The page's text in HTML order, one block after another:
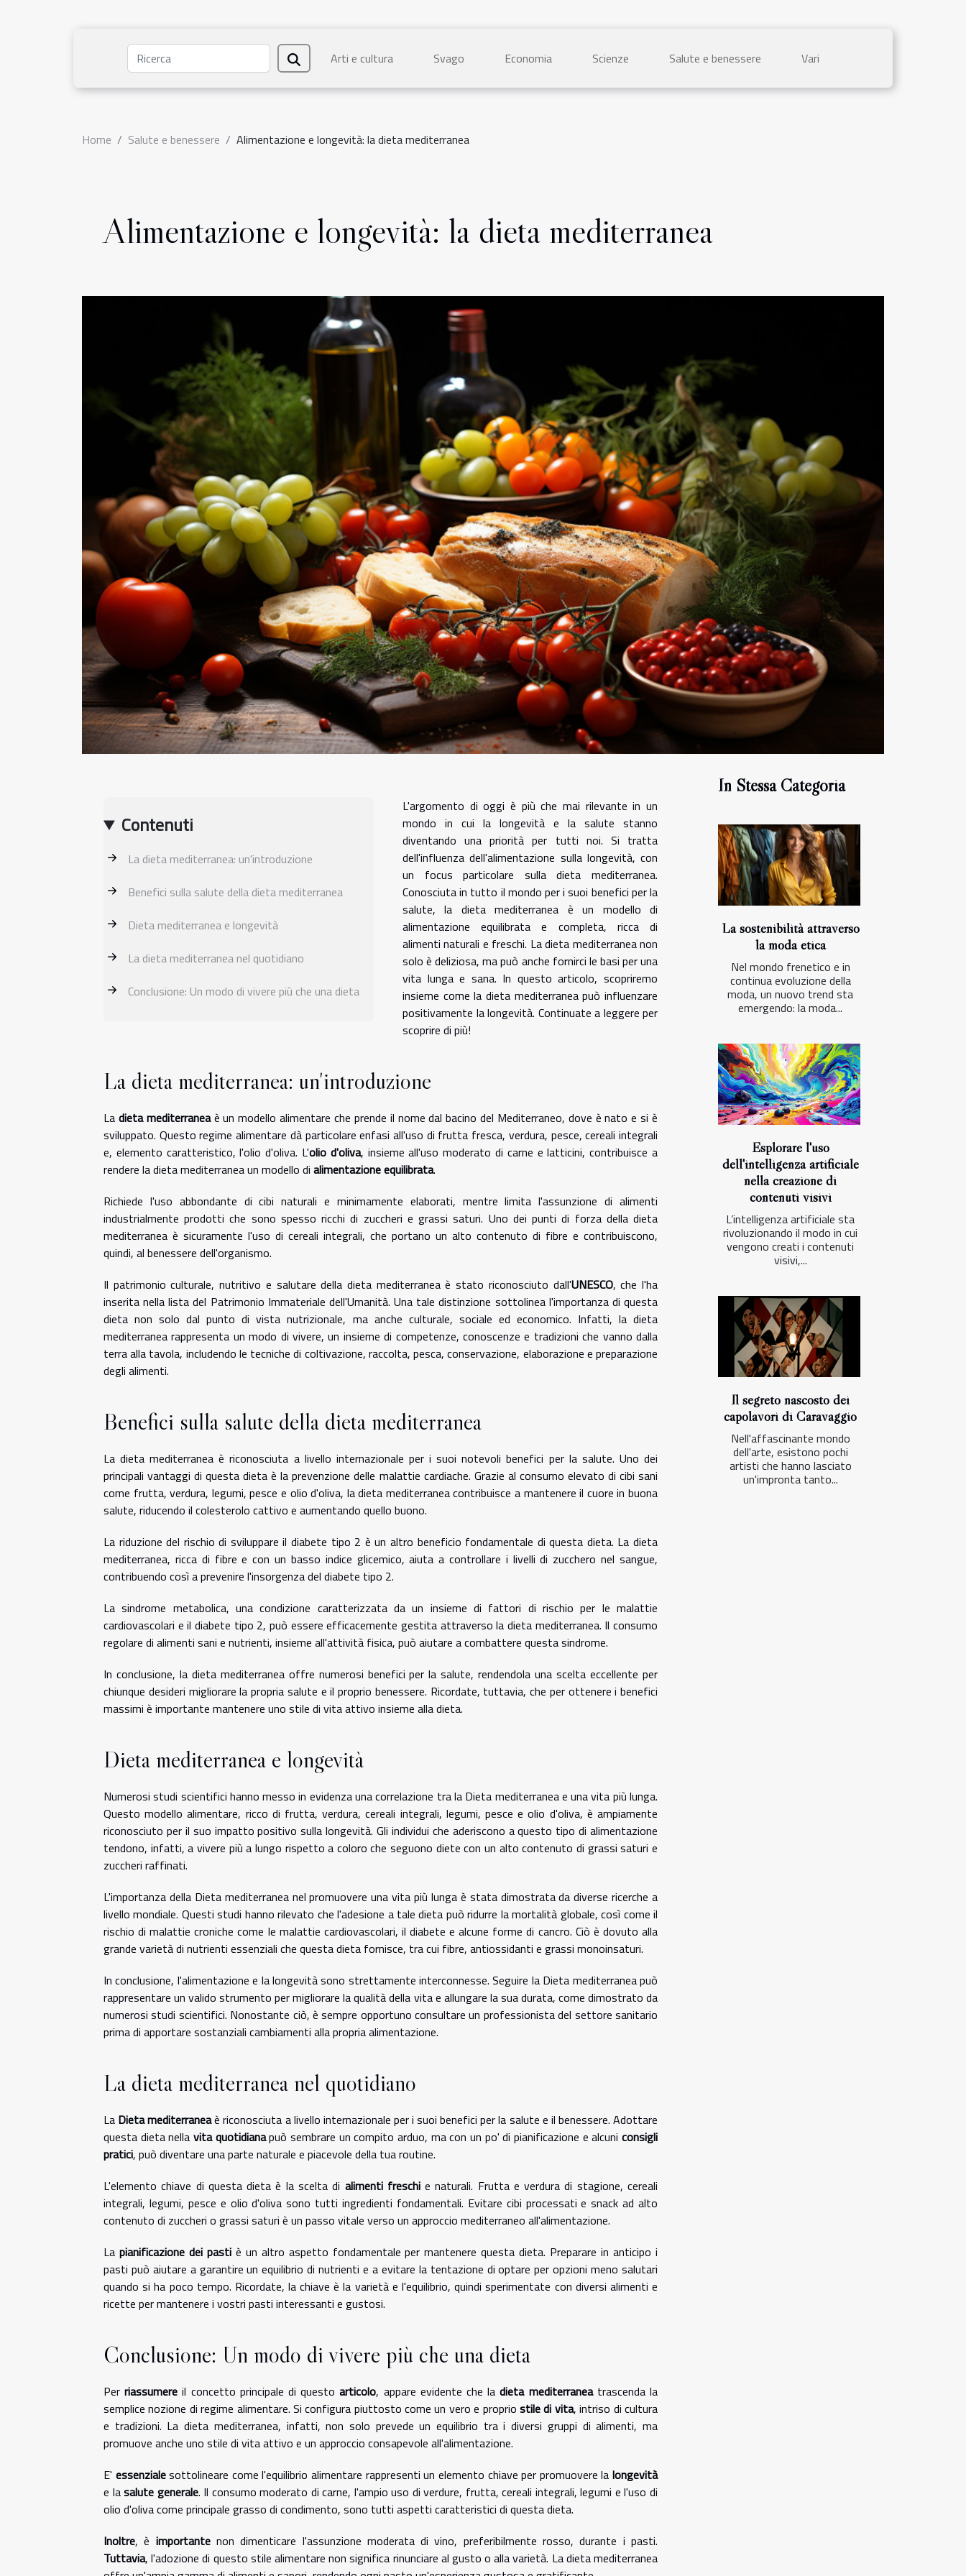
Arti e cultura Svago Economia Scienze Salute e benessere Vari
Home Salute e benessere Alimentazione e longevità: la dieta mediterranea
Alimentazione e longevità: la dieta mediterranea
Contenuti
La dieta mediterranea: un'introduzione
Benefici sulla salute della dieta mediterranea
Dieta mediterranea e longevità
La dieta mediterranea nel quotidiano
Conclusione: Un modo di vivere più che una dieta
L'argomento di oggi è più che mai rilevante in un
mondo in cui la longevità e la salute stanno
diventando una priorità per tutti noi. Si tratta
dell'influenza dell'alimentazione sulla longevità, con
un focus particolare sulla dieta mediterranea.
Conosciuta in tutto il mondo per i suoi benefici per la
salute, la dieta mediterranea è un modello di
alimentazione equilibrata e completa, ricca di
alimenti naturali e freschi. La dieta mediterranea non
solo è deliziosa, ma può anche fornirci le basi per una
vita lunga e sana. In questo articolo, scopriremo
insieme come la dieta mediterranea può influenzare
positivamente la longevità. Continuate a leggere per
scoprire di più!
La dieta mediterranea: un'introduzione
La dieta mediterraneaè un modello alimentare che prende il nome dal bacino del Mediterraneo, dove è nato e si è
sviluppato. Questo regime alimentare dà particolare enfasi all'uso di frutta fresca, verdura, pesce, cereali integrali
e, elemento caratteristico, l'olio d'oliva. L'olio d'oliva, insieme all'uso moderato di carne e latticini, contribuisce a
rendere la dieta mediterranea un modello di alimentazione equilibrata.
Richiede l'uso abbondante di cibi naturali e minimamente elaborati, mentre limita l'assunzione di alimenti
industrialmente prodotti che sono spesso ricchi di zuccheri e grassi saturi. Uno dei punti di forza della dieta
mediterranea è sicuramente l'uso di cereali integrali, che portano un alto contenuto di fibre e contribuiscono,
quindi, al benessere dell'organismo.
Il patrimonio culturale, nutritivo e salutare della dieta mediterranea è stato riconosciuto dall'UNESCO, che l'ha
inserita nella lista del Patrimonio Immateriale dell'Umanità. Una tale distinzione sottolinea l'importanza di questa
dieta non solo dal punto di vista nutrizionale, ma anche culturale, sociale ed economico. Infatti, la dieta
mediterranea rappresenta un modo di vivere, un insieme di competenze, conoscenze e tradizioni che vanno dalla
terra alla tavola, includendo le tecniche di coltivazione, raccolta, pesca, conservazione, elaborazione e preparazione
degli alimenti.
Benefici sulla salute della dieta mediterranea
La dieta mediterranea è riconosciuta a livello internazionale per i suoi notevoli benefici per la salute. Uno dei
principali vantaggi di questa dieta è la prevenzione delle malattie cardiache. Grazie al consumo elevato di cibi sani
come frutta, verdura, legumi, pesce e olio d'oliva, la dieta mediterranea contribuisce a mantenere il cuore in buona
salute, riducendo il colesterolo cattivo e aumentando quello buono.
La riduzione del rischio di sviluppare il diabete tipo 2 è un altro beneficio fondamentale di questa dieta. La dieta
mediterranea, ricca di fibre e con un basso indice glicemico, aiuta a controllare i livelli di zucchero nel sangue,
contribuendo così a prevenire l'insorgenza del diabete tipo 2.
La sindrome metabolica, una condizione caratterizzata da un insieme di fattori di rischio per le malattie
cardiovascolari e il diabete tipo 2, può essere efficacemente gestita attraverso la dieta mediterranea. Il consumo
regolare di alimenti sani e nutrienti, insieme all'attività fisica, può aiutare a combattere questa sindrome.
In conclusione, la dieta mediterranea offre numerosi benefici per la salute, rendendola una scelta eccellente per
chiunque desideri migliorare la propria salute e il proprio benessere. Ricordate, tuttavia, che per ottenere i benefici
massimi è importante mantenere uno stile di vita attivo insieme alla dieta.
Dieta mediterranea e longevità
Numerosi studi scientifici hanno messo in evidenza una correlazione tra la Dieta mediterranea e una vita più lunga.
Questo modello alimentare, ricco di frutta, verdura, cereali integrali, legumi, pesce e olio d'oliva, è ampiamente
riconosciuto per il suo impatto positivo sulla longevità. Gli individui che aderiscono a questo tipo di alimentazione
tendono, infatti, a vivere più a lungo rispetto a coloro che seguono diete con un alto contenuto di grassi saturi e
zuccheri raffinati.
L'importanza della Dieta mediterranea nel promuovere una vita più lunga è stata dimostrata da diverse ricerche a
livello mondiale. Questi studi hanno rilevato che l'adesione a tale dieta può ridurre la mortalità globale, così come il
rischio di malattie croniche come le malattie cardiovascolari, il diabete e alcune forme di cancro. Ciò è dovuto alla
grande varietà di nutrienti essenziali che questa dieta fornisce, tra cui fibre, antiossidanti e grassi monoinsaturi.
In conclusione, l'alimentazione e la longevità sono strettamente interconnesse. Seguire la Dieta mediterranea può
rappresentare un valido strumento per migliorare la qualità della vita e allungare la sua durata, come dimostrato da
numerosi studi scientifici. Nonostante ciò, è sempre opportuno consultare un professionista del settore sanitario
prima di apportare sostanziali cambiamenti alla propria alimentazione.
La dieta mediterranea nel quotidiano
La Dieta mediterraneaè riconosciuta a livello internazionale per i suoi benefici per la salute e il benessere. Adottare
questa dieta nella vita quotidianapuò sembrare un compito arduo, ma con un po' di pianificazione e alcuniconsigli
pratici, può diventare una parte naturale e piacevole della tua routine.
L'elemento chiave di questa dieta è la scelta di alimenti freschie naturali. Frutta e verdura di stagione, cereali
integrali, legumi, pesce e olio d'oliva sono tutti ingredienti fondamentali. Evitare cibi processati e snack ad alto
contenuto di zuccheri o grassi saturi è un passo vitale verso un approccio mediterraneo all'alimentazione.
La pianificazione dei pastiè un altro aspetto fondamentale per mantenere questa dieta. Preparare in anticipo i
pasti può aiutare a garantire un equilibrio di nutrienti e a evitare la tentazione di optare per opzioni meno salutari
quando si ha poco tempo. Ricordate, la chiave è la varietà e l'equilibrio, quindi sperimentate con diversi alimenti e
ricette per mantenere i vostri pasti interessanti e gustosi.
Conclusione: Un modo di vivere più che una dieta
Perriassumere il concetto principale di questoarticolo, appare evidente che ladieta mediterraneatrascenda la
semplice nozione di regime alimentare. Si configura piuttosto come un vero e propriostile di vita, intriso di cultura
e tradizioni. La dieta mediterranea, infatti, non solo prevede un equilibrio tra i diversi gruppi di alimenti, ma
promuove anche uno stile di vita attivo e un approccio consapevole all'alimentazione.
E' essenzialesottolineare come l'equilibrio alimentare rappresenti un elemento chiave per promuovere lalongevità
e lasalute generale. Il consumo moderato di carne, l'ampio uso di verdure, frutta, cereali integrali, legumi e l'uso di
olio d'oliva come principale grasso di condimento, sono tutti aspetti caratteristici di questa dieta.
Inoltre, è importantenon dimenticare l'assunzione moderata di vino, preferibilmente rosso, durante i pasti.
Tuttavia, l'adozione di questo stile alimentare non significa rinunciare al gusto o alla varietà. La dieta mediterranea
In Stessa Categoria
La sostenibilità attraverso
la moda etica
Nel mondo frenetico e in
continua evoluzione della
moda, un nuovo trend sta
emergendo: la moda...
Esplorare l'uso
dell'intelligenza artificiale
nella creazione di
contenuti visivi
L’intelligenza artificiale sta
rivoluzionando il modo in cui
vengono creati i contenuti
visivi,...
Il segreto nascosto dei
capolavori di Caravaggio
Nell'affascinante mondo
dell'arte, esistono pochi
artisti che hanno lasciato
un'impronta tanto...